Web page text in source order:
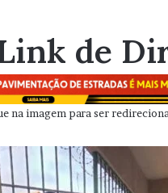
de
na imagem para ser